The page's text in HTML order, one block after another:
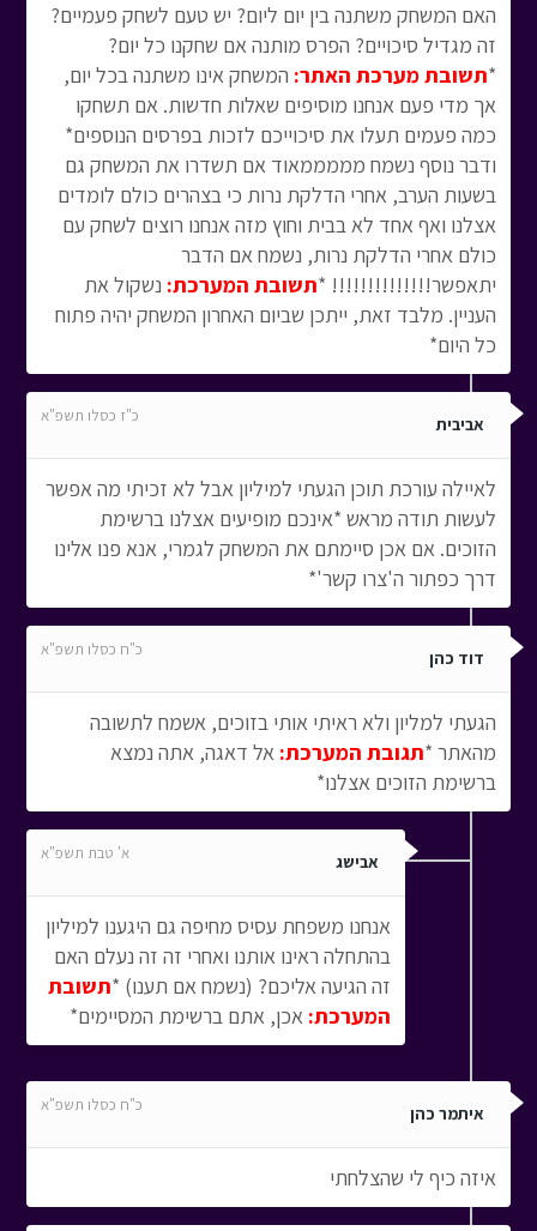
האם המשחק משתנה בין יום ליום? יש טעם לשחק פעמיים?
זה מגדיל סיכויים? הפרס מותנה אם שחקנו כל יום?
*תשובת מערכת האתר: המשחק אינו משתנה בכל יום,
אך מדי פעם אנחנו מוסיפים שאלות חדשות. אם תשחקו
כמה פעמים תעלו את סיכוייכם לזכות בפרסים הנוספים*
ודבר נוסף נשמח מממממאוד אם תשדרו את המשחק גם
בשעות הערב, אחרי הדלקת נרות כי בצהרים כולם לומדים
אצלנו ואף אחד לא בבית וחוץ מזה אנחנו רוצים לשחק עם
כולם אחרי הדלקת נרות, נשמח אם הדבר
יתאפשר!!!!!!!!!!!!!! *תשובת המערכת: נשקול את
העניין. מלבד זאת, ייתכן שביום האחרון המשחק יהיה פתוח
כל היום*
אביבית כ"ז כסלו תשפ"א
לאיילה עורכת תוכן הגעתי למיליון אבל לא זכיתי מה אפשר
לעשות תודה מראש *אינכם מופיעים אצלנו ברשימת
הזוכים. אם אכן סיימתם את המשחק לגמרי, אנא פנו אלינו
דרך כפתור ה'צרו קשר'*
דוד כהן כ"ח כסלו תשפ"א
הגעתי למליון ולא ראיתי אותי בזוכים, אשמח לתשובה
מהאתר *תגובת המערכת: אל דאגה, אתה נמצא
ברשימת הזוכים אצלנו*
אבישג א' טבת תשפ"א
אנחנו משפחת עסיס מחיפה גם היגענו למיליון
בהתחלה ראינו אותנו ואחרי זה זה נעלם האם
זה הגיעה אליכם? (נשמח אם תענו) *תשובת
המערכת: אכן, אתם ברשימת המסיימים*
איתמר כהן כ"ח כסלו תשפ"א
איזה כיף לי שהצלחתי